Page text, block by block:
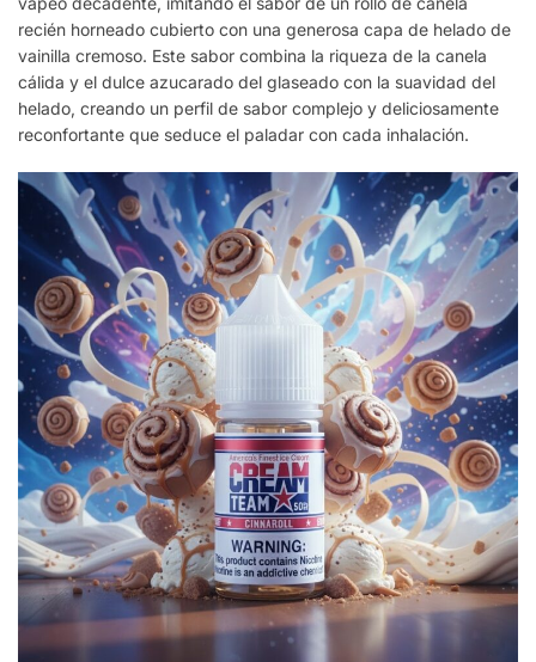
recién horneado cubierto con una generosa capa de helado de
vainilla cremoso. Este sabor combina la riqueza de la canela
cálida y el dulce azucarado del glaseado con la suavidad del
helado, creando un perfil de sabor complejo y deliciosamente
reconfortante que seduce el paladar con cada inhalación.